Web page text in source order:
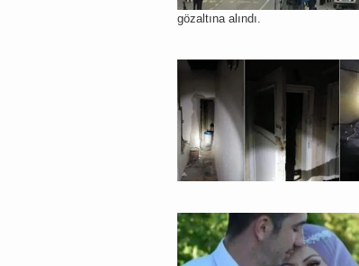
gözaltına alındı.